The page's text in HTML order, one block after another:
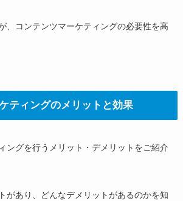
、コンテンツマーケティングの必要性を高
ティングのメリットと効果
ングを行うメリット・デメリットをご紹介
があり、どんなデメリットがあるのかを知